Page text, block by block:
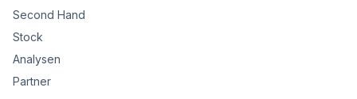
Second Hand
Stock
Analysen
Partner